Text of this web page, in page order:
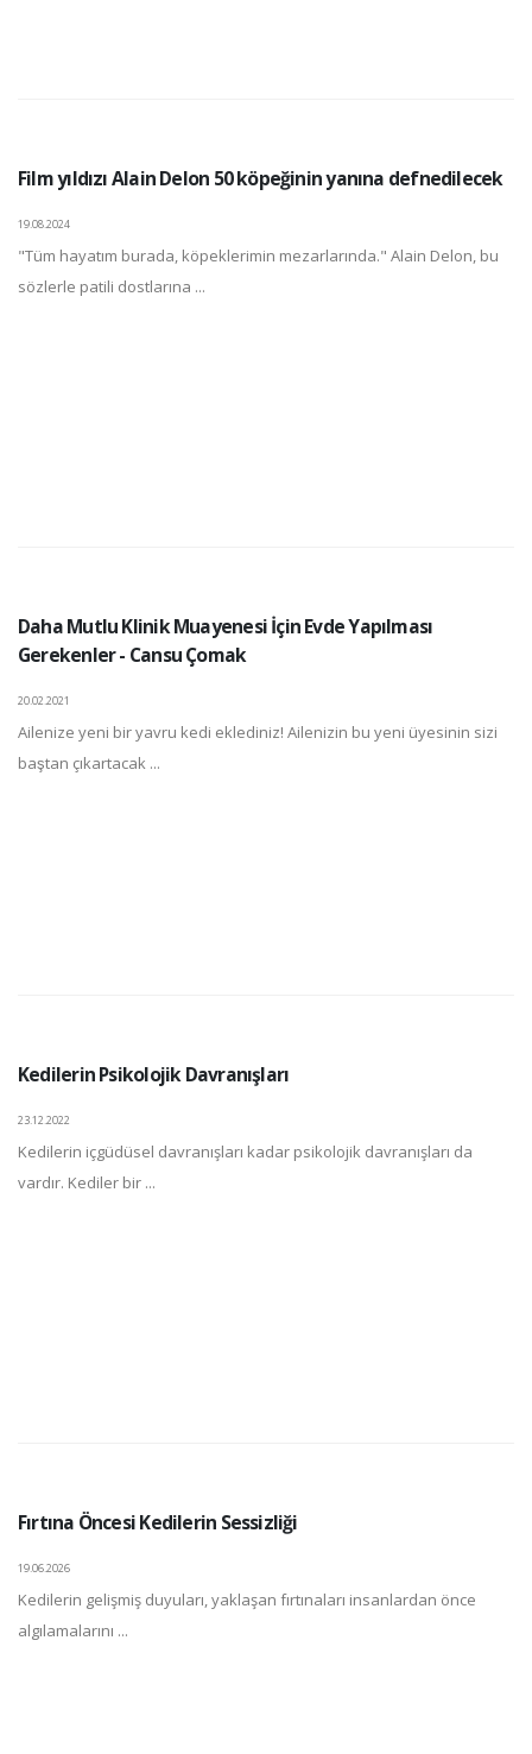
Film yıldızı Alain Delon 50 köpeğinin yanına defnedilecek
19.08.2024
"Tüm hayatım burada, köpeklerimin mezarlarında." Alain Delon, bu
sözlerle patili dostlarına ...
Daha Mutlu Klinik Muayenesi İçin Evde Yapılması
Gerekenler - Cansu Çomak
20.02.2021
Ailenize yeni bir yavru kedi eklediniz! Ailenizin bu yeni üyesinin sizi
baştan çıkartacak ...
Kedilerin Psikolojik Davranışları
23.12.2022
Kedilerin içgüdüsel davranışları kadar psikolojik davranışları da
vardır. Kediler bir ...
Fırtına Öncesi Kedilerin Sessizliği
19.06.2026
Kedilerin gelişmiş duyuları, yaklaşan fırtınaları insanlardan önce
algılamalarını ...